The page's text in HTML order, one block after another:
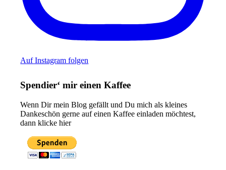
Auf Instagram folgen
Spendier‘ mir einen Kaffee
Wenn Dir mein Blog gefällt und Du mich als kleines
Dankeschön gerne auf einen Kaffee einladen möchtest,
dann klicke hier